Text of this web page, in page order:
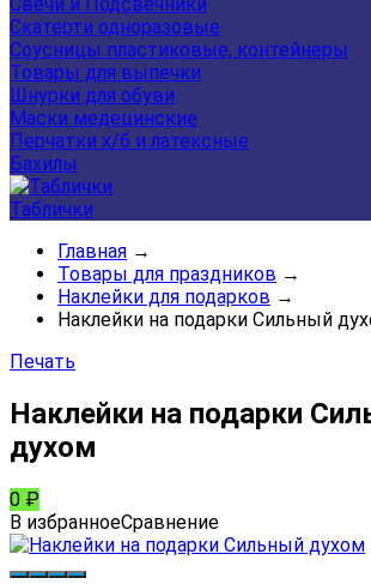
Скатерти одноразовые
Соусницы пластиковые, контейнеры
Товары для выпечки
Шнурки для обуви
Маски медецинские
Перчатки х/б и латексные
Бахилы
Таблички
Главная →
Товары для праздников →
Наклейки для подарков →
Наклейки на подарки Сильный
Печать
Наклейки на подарки
духом
0 ₽
В избранноеСравнение